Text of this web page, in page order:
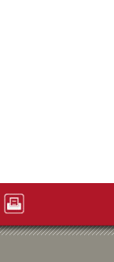
Artikelaktionen